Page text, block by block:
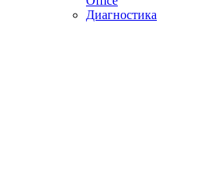
Диагностика